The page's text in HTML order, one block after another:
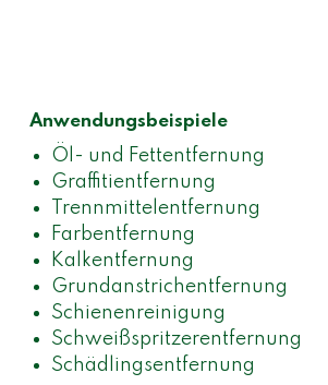
Anwendungsbeispiele
Öl- und Fettentfernung
Graffitientfernung
Trennmittelentfernung
Farbentfernung
Kalkentfernung
Grundanstrichentfernung
Schienenreinigung
Schweißspritzerentfernung
Schädlingsentfernung